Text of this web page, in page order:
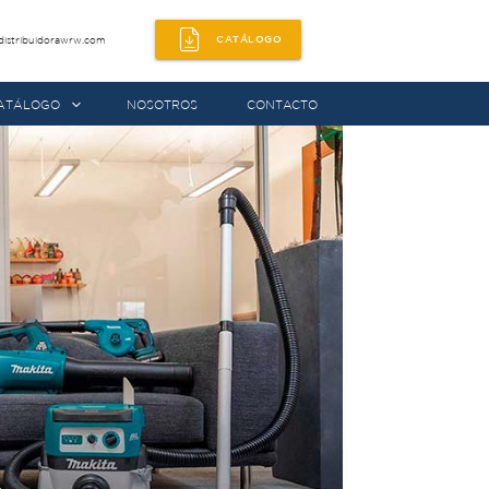
CATÁLOGO
NOSOTROS CONTACTO